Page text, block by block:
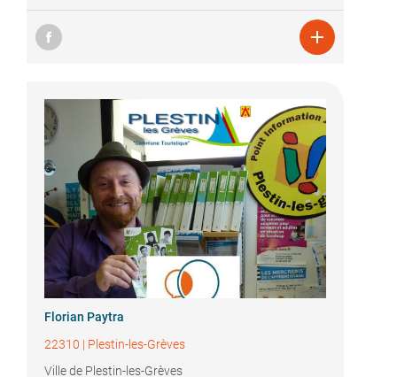

Florian Paytra
22310 | Plestin-les-Grèves
Ville de Plestin-les-Grèves